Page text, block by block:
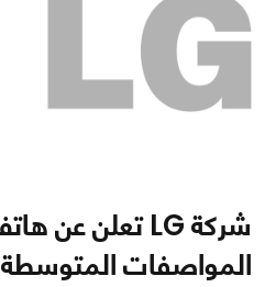
المواصفات المتوسطة